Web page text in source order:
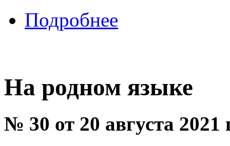
Подробнее
На родном языке
№ 30 от 20 августа 2021